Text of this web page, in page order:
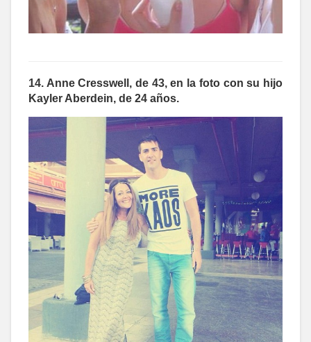
14. Anne Cresswell, de 43, en la foto con su hijo
Kayler Aberdein, de 24 años.